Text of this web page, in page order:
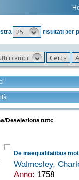
25 risultati per
i campi
+
Deseleziona tutto
De inaequalitatibus
Walmesley,
Anno: 1758